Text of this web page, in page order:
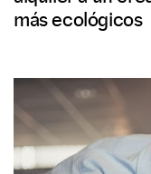
más ecológicos